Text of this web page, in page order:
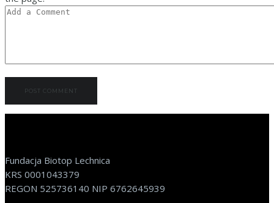
Fundacja Biotop Lechnica
KRS 0001043379
REGON 525736140 NIP 6762645939